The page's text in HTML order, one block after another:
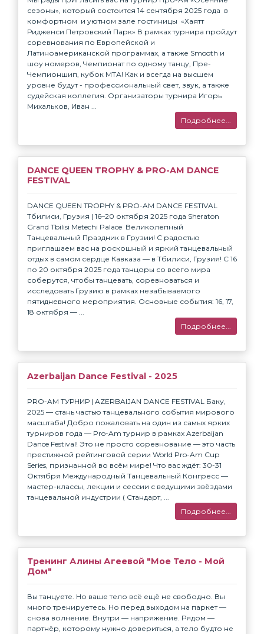
сезоны», который состоится 14 сентября 2025 года ⁣ в
комфортном и уютном зале гостиницы ⁣ «Хаятт
Ридженси Петровский Парк»⁣ ⁣В рамках турнира пройдут
соревнования по Европейской и
Латиноамериканской программах, а также Smooth и
шоу номеров, Чемпионат по одному танцу, Пре-
Чемпионшип, кубок МТА!⁣ ⁣Как и всегда на высшем
уровне будут - профессиональный свет, звук, а также
судейская коллегия.⁣ ⁣Организаторы турнира Игорь
Михальков, Иван ...
Подробнее...
DANCE QUEEN TROPHY & PRO-AM DANCE
FESTIVAL
DANCE QUEEN TROPHY & PRO-AM DANCE FESTIVAL
Тбилиси, Грузия | 16–20 октября 2025 года Sheraton
Grand Tbilisi Metechi Palace Великолепный
Танцевальный Праздник в Грузии! С радостью
приглашаем вас на роскошный и яркий танцевальный
отдых в самом сердце Кавказа — в Тбилиси, Грузия! С 16
по 20 октября 2025 года танцоры со всего мира
соберутся, чтобы танцевать, соревноваться и
исследовать Грузию в рамках незабываемого
пятидневного мероприятия. Основные события: 16, 17,
18 октября — ...
Подробнее...
Azerbaijan Dance Festival - 2025
PRO-AM ТУРНИР | AZERBAIJAN DANCE FESTIVAL Баку,
2025 — стань частью танцевального события мирового
масштаба! Добро пожаловать на один из самых ярких
турниров года — Pro-Am турнир в рамках Azerbaijan
Dance Festival! Это не просто соревнование — это часть
престижной рейтинговой серии World Pro-Am Cup
Series, признанной во всём мире! Что вас ждёт: 30-31
Октября Международный Танцевальный Конгресс —
мастер-классы, лекции и сессии с ведущими звёздами
танцевальной индустрии ( Стандарт, ...
Подробнее...
Тренинг Алины Агеевой "Мое Тело - Мой
Дом"
Вы танцуете. Но ваше тело всё ещё не свободно. Вы
много тренируетесь. Но перед выходом на паркет —
снова волнение. Внутри — напряжение. Рядом —
партнёр, которому нужно довериться, а тело будто не